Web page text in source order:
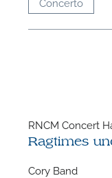
RNCM Concert
Ragtimes
Cory Band